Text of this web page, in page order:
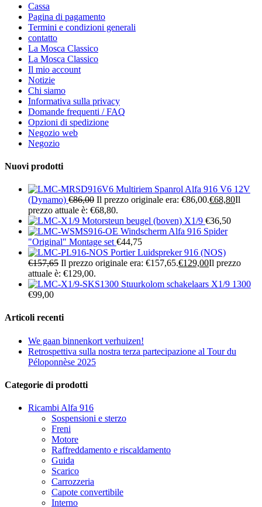
Cassa
Pagina di pagamento
Termini e condizioni generali
contatto
La Mosca Classico
La Mosca Classico
Il mio account
Notizie
Chi siamo
Informativa sulla privacy
Domande frequenti / FAQ
Opzioni di spedizione
Negozio web
Negozio
Nuovi prodotti
Multiriem Spanrol Alfa 916 V6 12V
(Dynamo) €86,00 Il prezzo originale era: €86,00.€68,80Il
prezzo attuale è: €68,80.
Motorsteun beugel (boven) X1/9 €36,50
Windscherm Alfa 916 Spider
"Original" Montage set €44,75
Portier Luidspreker 916 (NOS)
€157,65 Il prezzo originale era: €157,65.€129,00Il prezzo
attuale è: €129,00.
Stuurkolom schakelaars X1/9 1300
€99,00
Articoli recenti
We gaan binnenkort verhuizen!
Retrospettiva sulla nostra terza partecipazione al Tour du
Péloponnèse 2025
Categorie di prodotti
Ricambi Alfa 916
Sospensioni e sterzo
Freni
Motore
Raffreddamento e riscaldamento
Guida
Scarico
Carrozzeria
Capote convertibile
Interno